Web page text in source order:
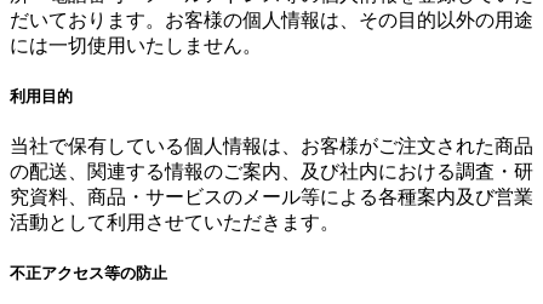
だいております。お客様の個人情報は、その目的以外の用途
には一切使用いたしません。
利用目的
当社で保有している個人情報は、お客様がご注文された商品
の配送、関連する情報のご案内、及び社内における調査・研
究資料、商品・サービスのメール等による各種案内及び営業
活動として利用させていただきます。
不正アクセス等の防止